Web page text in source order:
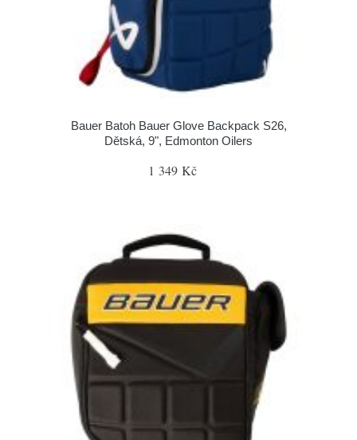
Bauer Batoh Bauer Glove Backpack S26,
Dětská, 9", Edmonton Oilers
1 349 Kč